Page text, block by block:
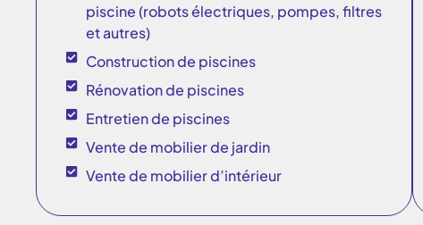
piscine (robots électriques, pompes, filtres
et autres)
Construction de piscines
Rénovation de piscines
Entretien de piscines
Vente de mobilier de jardin
Vente de mobilier d’intérieur